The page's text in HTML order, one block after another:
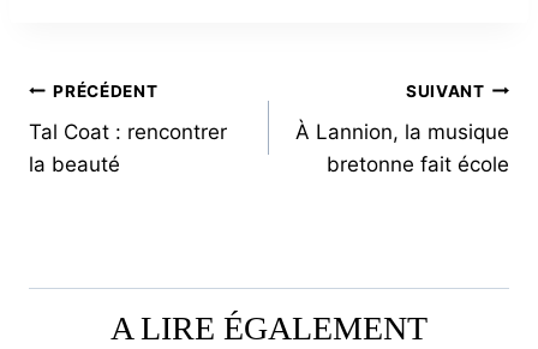
NAVIGATION
DE
PRÉCÉDENT
Tal Coat : rencontrer
la beauté
SUIVANT
À Lannion, la musique
bretonne fait école
A LIRE ÉGALEMENT